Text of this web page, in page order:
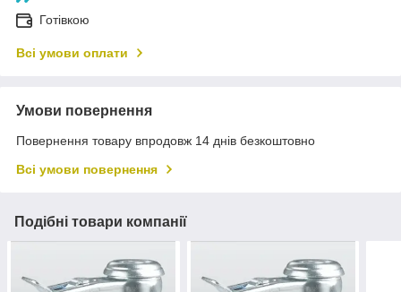
Готівкою
Всі умови оплати
Умови повернення
Повернення товару впродовж 14 днів безкоштовно
Всі умови повернення
Подібні товари компанії